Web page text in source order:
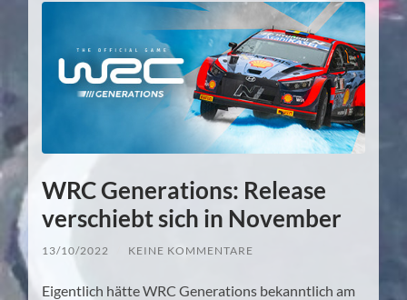
WRC Generations: Release
verschiebt sich in November
13/10/2022 KEINE KOMMENTARE
Eigentlich hätte WRC Generations bekanntlich am